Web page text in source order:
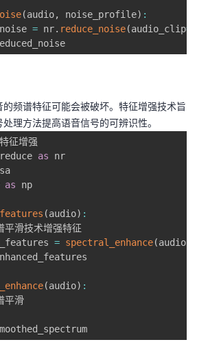
(audio, noise_profile) :
= nr. reduce_noise(audio_clip=
的频谱特征可能会被破坏。特征增强技术旨
理方法提高语音信号的可辨识性。
as
as np
(audio) :
滑技术增强特征
= spectral_enhance(audio
(audio) :
平滑